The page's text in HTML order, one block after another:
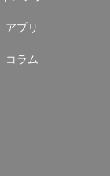
アプリ
コラム